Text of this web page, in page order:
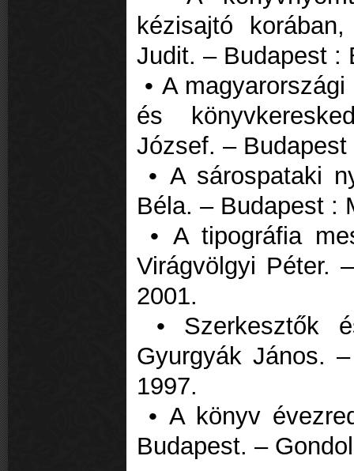
kézisajtó
Judit. – Budapest :
• A
és
József. –
• A sárospataki
Béla. – Budapest :
• A tipográfia
Virágvölgyi Péter.
2001.
• Szerkesztők
Gyurgyák János.
1997.
• A könyv
Budapest. –